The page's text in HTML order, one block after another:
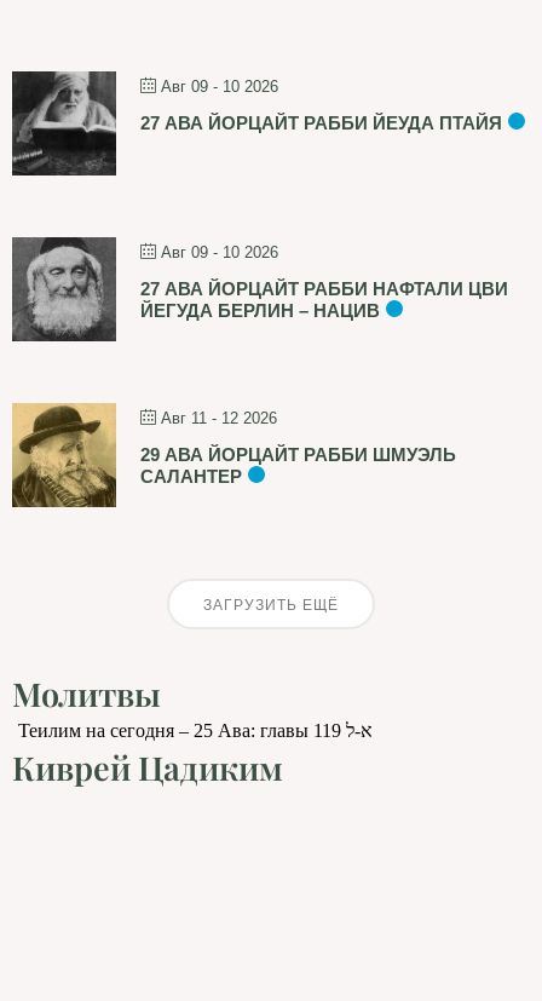
Авг 09 - 10 2026
27 АВА ЙОРЦАЙТ РАББИ ЙЕУДА ПТАЙЯ
Авг 09 - 10 2026
27 АВА ЙОРЦАЙТ РАББИ НАФТАЛИ ЦВИ
ЙЕГУДА БЕРЛИН – НАЦИВ
Авг 11 - 12 2026
29 АВА ЙОРЦАЙТ РАББИ ШМУЭЛЬ
САЛАНТЕР
ЗАГРУЗИТЬ ЕЩЁ
Молитвы
Теилим на сегодня – 25 Ава: главы 119 א-ל
Киврей Цадиким